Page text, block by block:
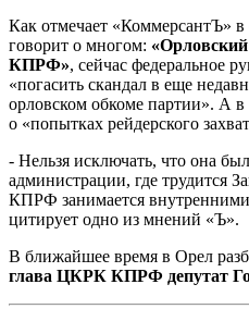
Как отмечает «КоммерсантЪ» в
говорит о многом: «Орловский
КПРФ», сейчас федеральное
«погасить скандал в еще
орловском обкоме партии». А
о «попытках рейдерского
- Нельзя исключать, что она
администрации, где трудится
КПРФ занимается
цитирует одно из мнений «Ъ».
В ближайшее время в Орел
глава ЦКРК КПРФ депутат